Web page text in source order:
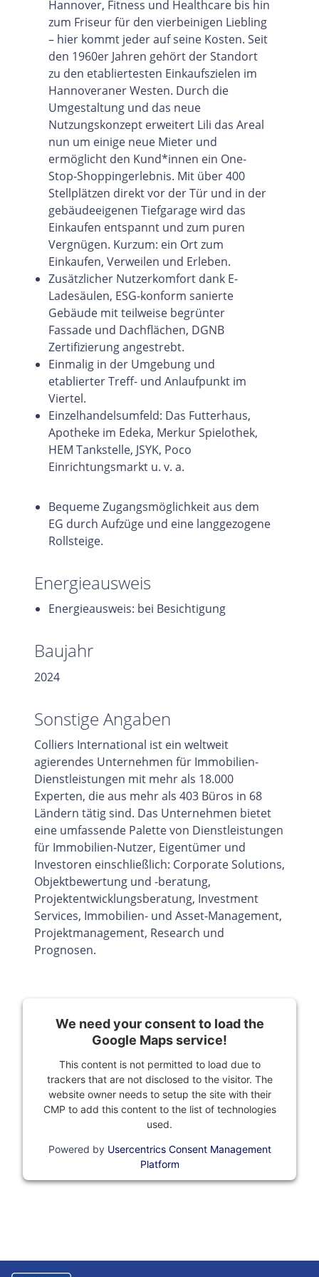
Hannover, Fitness und Healthcare bis hin
zum Friseur für den vierbeinigen Liebling
– hier kommt jeder auf seine Kosten. Seit
den 1960er Jahren gehört der Standort
zu den etabliertesten Einkaufszielen im
Hannoveraner Westen. Durch die
Umgestaltung und das neue
Nutzungskonzept erweitert Lili das Areal
nun um einige neue Mieter und
ermöglicht den Kund*innen ein One-
Stop-Shoppingerlebnis. Mit über 400
Stellplätzen direkt vor der Tür und in der
gebäudeeigenen Tiefgarage wird das
Einkaufen entspannt und zum puren
Vergnügen. Kurzum: ein Ort zum
Einkaufen, Verweilen und Erleben.
Zusätzlicher Nutzerkomfort dank E-
Ladesäulen, ESG-konform sanierte
Gebäude mit teilweise begrünter
Fassade und Dachflächen, DGNB
Zertifizierung angestrebt.
Einmalig in der Umgebung und
etablierter Treff- und Anlaufpunkt im
Viertel.
Einzelhandelsumfeld: Das Futterhaus,
Apotheke im Edeka, Merkur Spielothek,
HEM Tankstelle, JSYK, Poco
Einrichtungsmarkt u. v. a.
Bequeme Zugangsmöglichkeit aus dem
EG durch Aufzüge und eine langgezogene
Rollsteige.
Energieausweis
Energieausweis: bei Besichtigung
Baujahr
2024
Sonstige Angaben
Colliers International ist ein weltweit
agierendes Unternehmen für Immobilien-
Dienstleistungen mit mehr als 18.000
Experten, die aus mehr als 403 Büros in 68
Ländern tätig sind. Das Unternehmen bietet
eine umfassende Palette von Dienstleistungen
für Immobilien-Nutzer, Eigentümer und
Investoren einschließlich: Corporate Solutions,
Objektbewertung und -beratung,
Projektentwicklungsberatung, Investment
Services, Immobilien- und Asset-Management,
Projektmanagement, Research und
Prognosen.
We need your consent to load the
Google Maps service!
This content is not permitted to load due to
trackers that are not disclosed to the visitor. The
website owner needs to setup the site with their
CMP to add this content to the list of technologies
used.
Powered by Usercentrics Consent Management
Platform